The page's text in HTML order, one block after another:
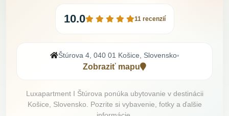
10.0 11 recenzií
Štúrova 4, 040 01 Košice, Slovensko•
Zobraziť mapu
Luxapartment I Štúrova ponúka ubytovanie v destinácii
Košice, Slovensko. Pozrite si vybavenie, fotky a ďalšie